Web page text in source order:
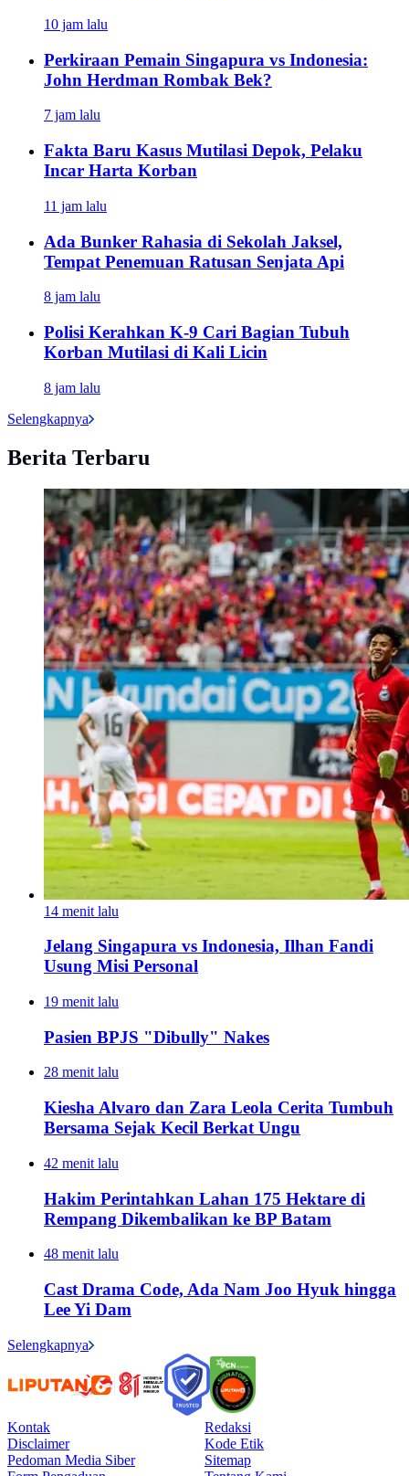
10 jam lalu
Perkiraan Pemain Singapura vs Indonesia:
John Herdman Rombak Bek?
7 jam lalu
Fakta Baru Kasus Mutilasi Depok, Pelaku
Incar Harta Korban
11 jam lalu
Ada Bunker Rahasia di Sekolah Jaksel,
Tempat Penemuan Ratusan Senjata Api
8 jam lalu
Polisi Kerahkan K-9 Cari Bagian Tubuh
Korban Mutilasi di Kali Licin
8 jam lalu
Selengkapnya
Berita Terbaru
14 menit lalu
Jelang Singapura vs Indonesia, Ilhan Fandi
Usung Misi Personal
19 menit lalu
Pasien BPJS "Dibully" Nakes
28 menit lalu
Kiesha Alvaro dan Zara Leola Cerita Tumbuh
Bersama Sejak Kecil Berkat Ungu
42 menit lalu
Hakim Perintahkan Lahan 175 Hektare di
Rempang Dikembalikan ke BP Batam
48 menit lalu
Cast Drama Code, Ada Nam Joo Hyuk hingga
Lee Yi Dam
Selengkapnya
Kontak
Redaksi
Disclaimer
Kode Etik
Pedoman Media Siber
Sitemap